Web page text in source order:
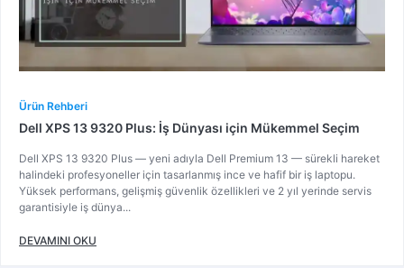
Ürün Rehberi
Dell XPS 13 9320 Plus: İş Dünyası için Mükemmel Seçim
Dell XPS 13 9320 Plus — yeni adıyla Dell Premium 13 — sürekli hareket
halindeki profesyoneller için tasarlanmış ince ve hafif bir iş laptopu.
Yüksek performans, gelişmiş güvenlik özellikleri ve 2 yıl yerinde servis
garantisiyle iş dünya...
DEVAMINI OKU